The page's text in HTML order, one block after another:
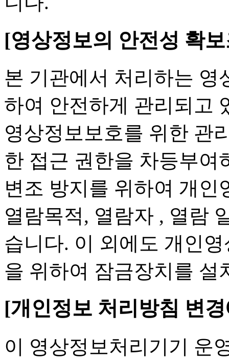
[영상정보의 안전성 확
본 기관에서 처리하는 영
하여 안전하게 관리되고
영상정보보호를 위한 관
한 접근 권한을 차등부여
변조 방지를 위하여 개
열람목적, 열람자 , 열람
습니다. 이 외에도 개인
을 위하여 잠금장치를 설
[개인정보 처리방침 변
이 영상정보처리기기 운